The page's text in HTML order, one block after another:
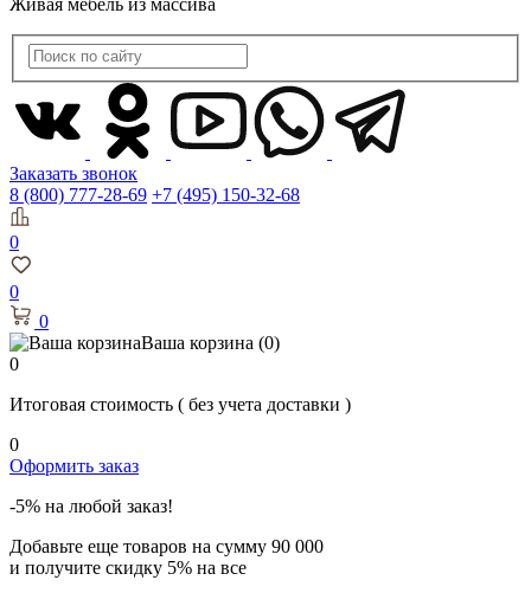
Живая мебель из массива
Заказать звонок
8 (800) 777-28-69 +7 (495) 150-32-68
0
0
0
Ваша корзина (0)
0
Итоговая стоимость ( без учета доставки )
0
Оформить заказ
-5% на любой заказ!
Добавьте еще товаров на сумму 90 000
и получите скидку 5% на все